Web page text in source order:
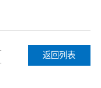
波动？
反弹
返回列表